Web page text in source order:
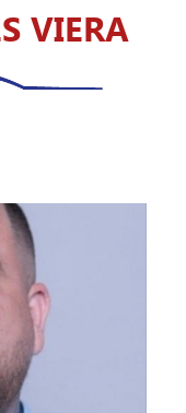
VIERA